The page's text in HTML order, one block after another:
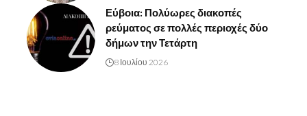
Εύβοια: Πολύωρες διακοπές
ρεύματος σε πολλές περιοχές δύο
δήμων την Τετάρτη
8 Ιουλίου 2026